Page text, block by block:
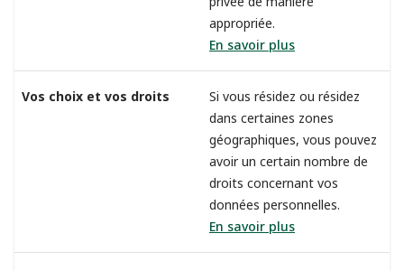
appropriée.
En savoir plus
Vos choix et vos droits
Si vous résidez ou résidez
dans certaines zones
géographiques, vous pouvez
avoir un certain nombre de
droits concernant vos
données personnelles.
En savoir plus